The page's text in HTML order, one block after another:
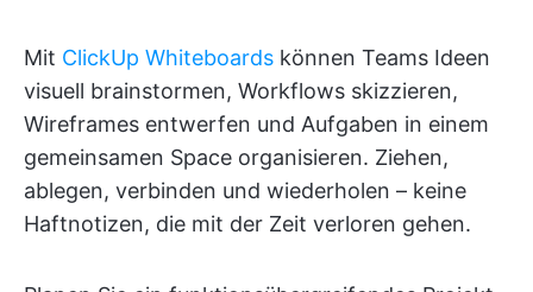
Mit ClickUp Whiteboards können Teams Ideen
visuell brainstormen, Workflows skizzieren,
Wireframes entwerfen und Aufgaben in einem
gemeinsamen Space organisieren. Ziehen,
ablegen, verbinden und wiederholen – keine
Haftnotizen, die mit der Zeit verloren gehen.